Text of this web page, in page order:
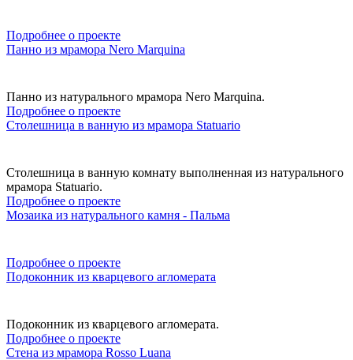
Подробнее о проекте
Панно из мрамора Nero Marquina
Панно из натурального мрамора Nero Marquina.
Подробнее о проекте
Столешница в ванную из мрамора Statuario
Столешница в ванную комнату выполненная из натурального
мрамора Statuario.
Подробнее о проекте
Мозаика из натурального камня - Пальма
Подробнее о проекте
Подоконник из кварцевого агломерата
Подоконник из кварцевого агломерата.
Подробнее о проекте
Стена из мрамора Rosso Luana